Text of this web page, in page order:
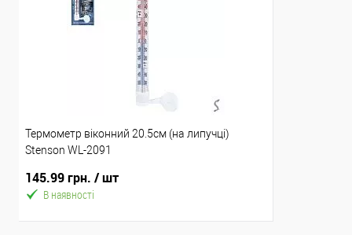
Термометр віконний 20.5см (на липучці)
Stenson WL-2091
145.99 грн. / шт
В наявності